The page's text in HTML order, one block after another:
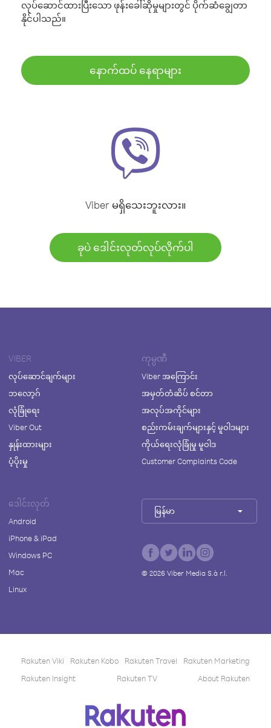
လုပ်ဆောင်ထားပြီးသော ဖုန်းခေါ်ဆိုမှုများတွင် ပိုက်ဆံချွေတာ
နိုင်ပါသည်။
နောက်ထပ် နေရာများ
Viber မရှိသေးဘူးလား။
ခုပဲ ဒေါင်းလုတ်လုပ်လိုက်ပါ
VIBER
လုပ်ဆောင်ချက်များ
ဘလော့ဂ်
လုံခြုံရေး
Viber Out
နှုန်းထားများ
ပံ့ပိုးမှု
ကုမ္ပဏီ
Viber အကြောင်း
အမှတ်တံဆိပ် စင်တာ
အလုပ်အကိုင်များ
စည်းကမ်းချက်များနှင့် မူဝါဒများ
ကိုယ်ရေးလုံခြုံမှု မူဝါဒ
Customer Complaints Code
ဒေါင်းလုတ်
Android
iPhone & iPad
Windows PC
Mac
Linux
မြန်မာ
© 2026Viber Media S.à r.l.
Rakuten Viki Rakuten Kobo Rakuten Travel
Rakuten Marketing
Rakuten Insight
Rakuten TV About Rakuten